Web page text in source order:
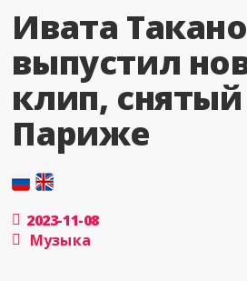
Ивата
выпустил
клип, снятый
Париже
2023-11-08
Музыка